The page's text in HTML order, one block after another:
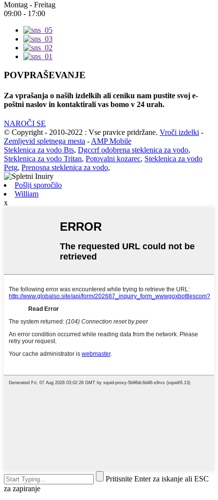
Montag - Freitag
09:00 - 17:00
POVPRAŠEVANJE
Za vprašanja o naših izdelkih ali ceniku nam pustite svoj e-
poštni naslov in kontaktirali vas bomo v 24 urah.
NAROČI SE
© Copyright - 2010-2022 : Vse pravice pridržane. Vroči izdelki -
Zemljevid spletnega mesta - AMP Mobile
Steklenica za vodo Bts, Dgccrf odobrena steklenica za vodo,
Steklenica za vodo Tritan, Potovalni kozarec, Steklenica za vodo
Petg, Prenosna steklenica za vodo,
Pošlji sporočilo
William
x
Pritisnite Enter za iskanje ali ESC
za zapiranje